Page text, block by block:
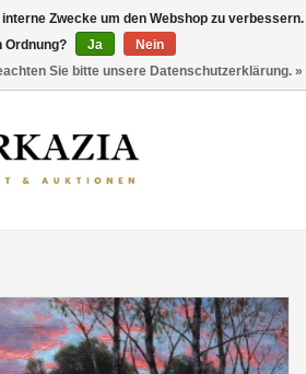
Zwecke um den Webshop zu verbessern.
Ordnung?
Ja
Nein
Sie bitte unsere Datenschutzerklärung. »